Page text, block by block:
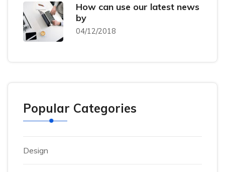
How can use our latest news
by
04/12/2018
Popular Categories
Design